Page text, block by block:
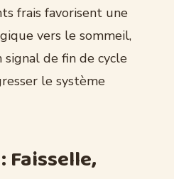
frais favorisent une
vers le sommeil,
signal de fin de cycle
le système
Faisselle,